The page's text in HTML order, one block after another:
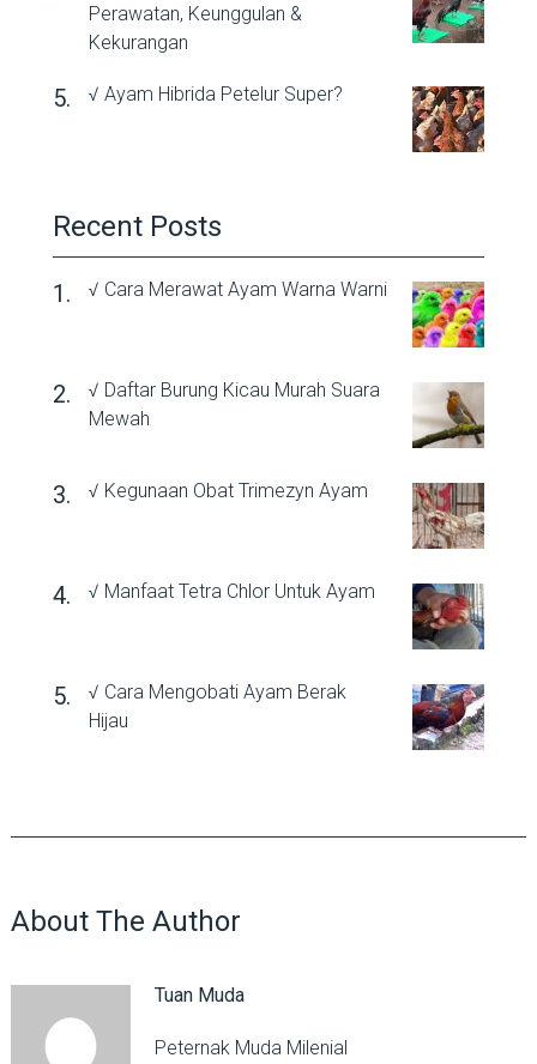
Perawatan, Keunggulan &
Kekurangan
√ Ayam Hibrida Petelur Super?
Recent Posts
√ Cara Merawat Ayam Warna Warni
√ Daftar Burung Kicau Murah Suara
Mewah
√ Kegunaan Obat Trimezyn Ayam
√ Manfaat Tetra Chlor Untuk Ayam
√ Cara Mengobati Ayam Berak
Hijau
About The Author
Tuan Muda
Peternak Muda Milenial